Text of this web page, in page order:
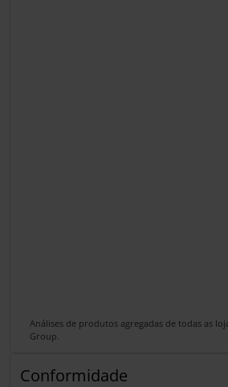
Análises de produtos agregadas de todas as
Group.
Conformidade